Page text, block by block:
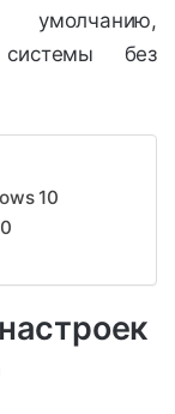
системы без
10